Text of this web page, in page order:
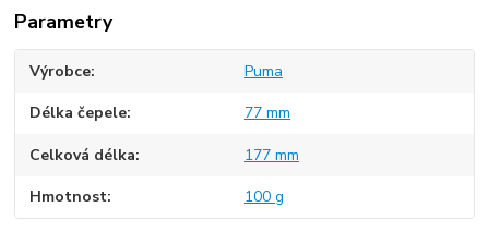
Parametry
Výrobce Puma
Délka čepele 77 mm
Celková délka 177 mm
Hmotnost 100 g